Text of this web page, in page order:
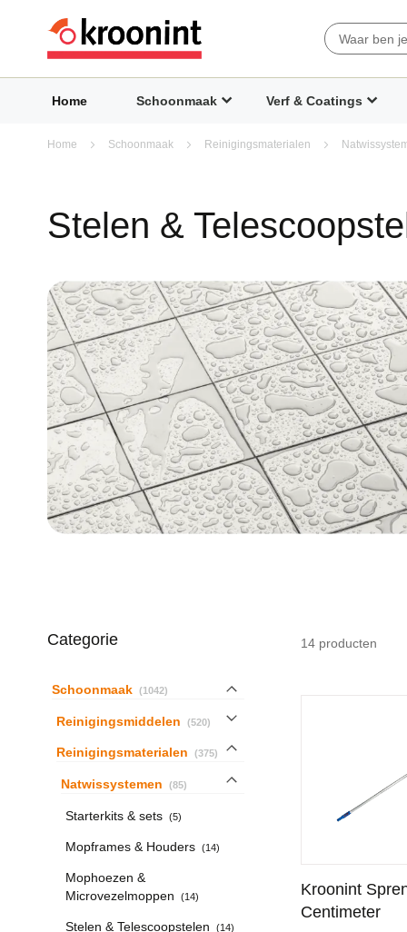
Home Schoonmaak Verf & Coatings
Home Schoonmaak Reinigingsmaterialen
Stelen &
14 producten
Kroonint
Centimeter
Categorie
Schoonmaak 1042producten
Reinigingsmiddelen 520producten
Reinigingsmaterialen 375producten
Natwissystemen 85producten
Starterkits & sets 5producten
Mopframes & Houders 14producten
Mophoezen &
Microvezelmoppen
14producten
Stelen & Telescoopstelen 14producten